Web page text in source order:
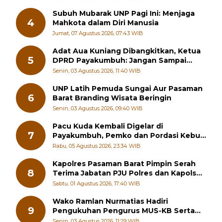
4
Subuh Mubarak UNP Pagi Ini: Menjaga
Mahkota dalam Diri Manusia
Jumat, 07 Agustus 2026, 07:43 WIB
5
Adat Aua Kuniang Dibangkitkan, Ketua
DPRD Payakumbuh: Jangan Sampai
Generasi Muda Hilang Jati Diri
Senin, 03 Agustus 2026, 11:40 WIB
6
UNP Latih Pemuda Sungai Aur Pasaman
Barat Branding Wisata Beringin
Senin, 03 Agustus 2026, 09:40 WIB
7
Pacu Kuda Kembali Digelar di
Payakumbuh, Pemko dan Pordasi Kebut
Persiapan!
Rabu, 05 Agustus 2026, 23:34 WIB
8
Kapolres Pasaman Barat Pimpin Serah
Terima Jabatan PJU Polres dan Kapolsek
Sungai Beremas
Sabtu, 01 Agustus 2026, 17:40 WIB
9
Wako Ramlan Nurmatias Hadiri
Pengukuhan Pengurus MUS-KB Serta